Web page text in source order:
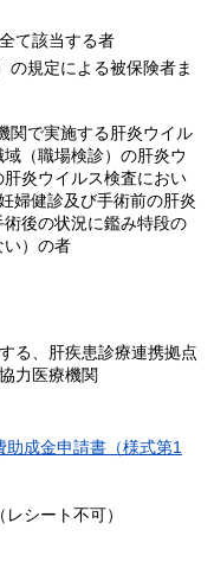
て該当する者
の規定による被保険者ま
関で実施する肝炎ウイル
（職場検診）の肝炎ウ
炎ウイルス検査におい
婦健診及び手術前の肝炎
後の状況に鑑み特段の
い）の者
る、肝疾患診療連携拠点
力医療機関
助成金申請書（様式第1
シート不可）